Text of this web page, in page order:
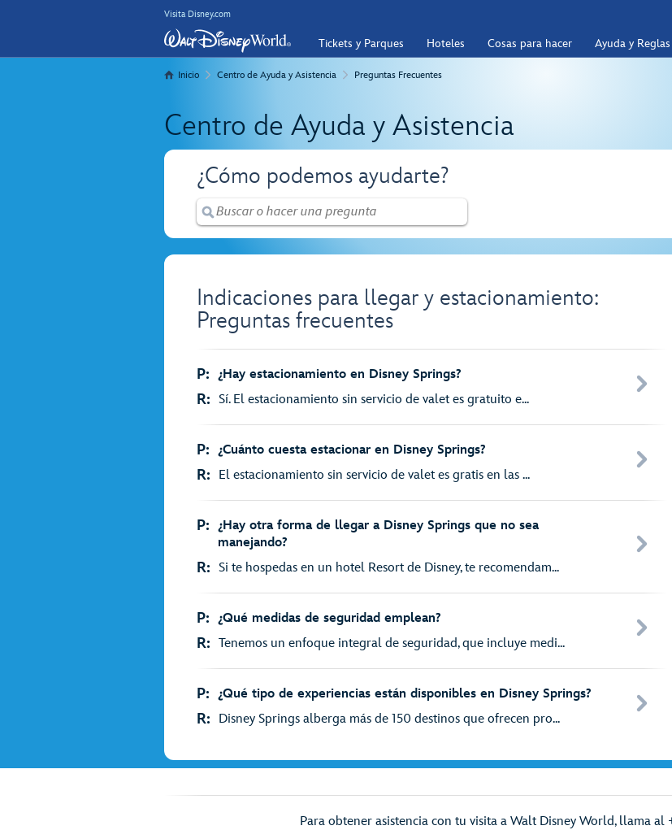
Visita Disney.com
Tickets y Parques Hoteles Cosas para hacer Ayuda y Reglas
Inicio Centro de Ayuda y Asistencia Preguntas Frecuentes
Centro de Ayuda y Asistencia
¿Cómo podemos ayudarte?
Indicaciones para llegar y estacionamiento:
Preguntas frecuentes
P: ¿Hay estacionamiento en Disney Springs?
R: Sí. El estacionamiento sin servicio de valet es gratuito e...
P: ¿Cuánto cuesta estacionar en Disney Springs?
R: El estacionamiento sin servicio de valet es gratis en las ...
P: ¿Hay otra forma de llegar a Disney Springs que no sea
manejando?
R: Si te hospedas en un hotel Resort de Disney, te recomendam...
P: ¿Qué medidas de seguridad emplean?
R: Tenemos un enfoque integral de seguridad, que incluye medi...
P: ¿Qué tipo de experiencias están disponibles en Disney Springs?
R: Disney Springs alberga más de 150 destinos que ofrecen pro...
Para obtener asistencia con tu visita a Walt Disney World, llama